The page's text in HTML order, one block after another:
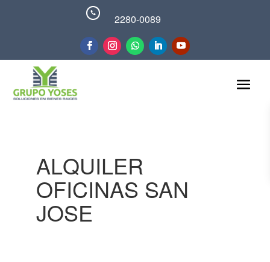
 2280-0089
ALQUILER
OFICINAS SAN
JOSE